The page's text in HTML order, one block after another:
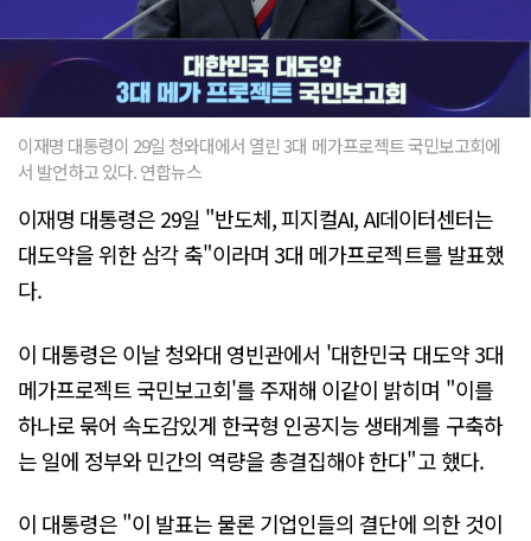
이재명 대통령이 29일 청와대에서 열린 3대 메가프로젝트 국민보고회에
서 발언하고 있다. 연합뉴스
이재명 대통령은 29일 "반도체, 피지컬AI, AI데이터센터는
대도약을 위한 삼각 축"이라며 3대 메가프로젝트를 발표했
다.
이 대통령은 이날 청와대 영빈관에서 '대한민국 대도약 3대
메가프로젝트 국민보고회'를 주재해 이같이 밝히며 "이를
하나로 묶어 속도감있게 한국형 인공지능 생태계를 구축하
는 일에 정부와 민간의 역량을 총결집해야 한다"고 했다.
이 대통령은 "이 발표는 물론 기업인들의 결단에 의한 것이